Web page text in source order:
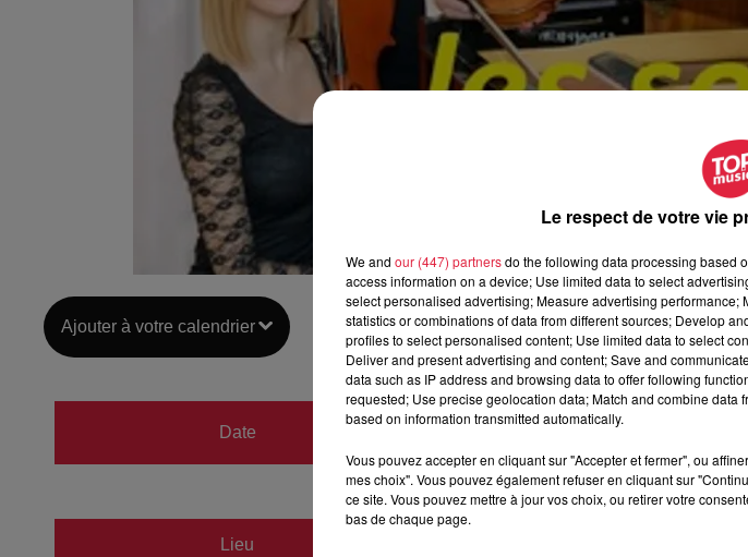
Ajouter à votre calendrier
Date
du16 février 2019 à 0h00
Lieu
Le respect de votre vie
We and our (447) partnersdo the following data processing based
access information on a device; Use limited data to select
select personalised advertising; Measure advertising
statistics or combinations of data from different sources; Develop
profiles to select personalised content; Use limited data to select
Deliver and present advertising and content; Save and
data such as IP address and browsing data to offer following
requested; Use precise geolocation data; Match and combine
based on information transmitted automatically.
Vous pouvez accepter en cliquant sur "Accepter et fermer", ou
mes choix". Vous pouvez également refuser en cliquant sur
ce site. Vous pouvez mettre à jour vos choix, ou retirer votre
bas de chaque page.